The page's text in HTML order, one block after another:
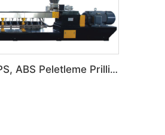
Çift Vida PP, PE, PC, PS, ABS Peletleme Prilling Granülasyon Makinesi